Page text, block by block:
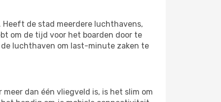
de stad meerdere luchthavens,
om de tijd voor het boarden door te
luchthaven om last-minute zaken te
dan één vliegveld is, is het slim om